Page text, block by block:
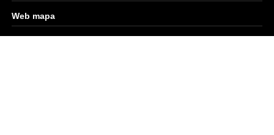
Web mapa